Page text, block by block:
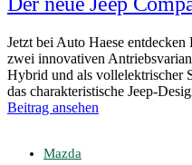
Jetzt bei Auto Haese entdecken
zwei innovativen
Hybrid und als vollelektrischer
das charakteristische Jeep-
Beitrag ansehen
Mazda